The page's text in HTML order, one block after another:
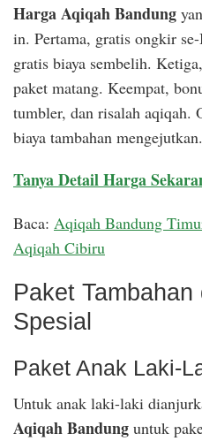
Harga Aqiqah Bandung
in. Pertama, gratis ongkir
gratis biaya sembelih.
paket matang. Keempat,
tumbler, dan risalah aqiqah.
biaya tambahan mengejutkan.
Tanya Detail Harga
Baca: Aqiqah Bandung
Aqiqah Cibiru
Paket
Spesial
Paket Anak Laki-
Untuk anak laki-laki
Aqiqah Bandung untuk